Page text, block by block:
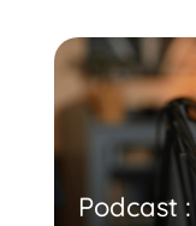
Podcast